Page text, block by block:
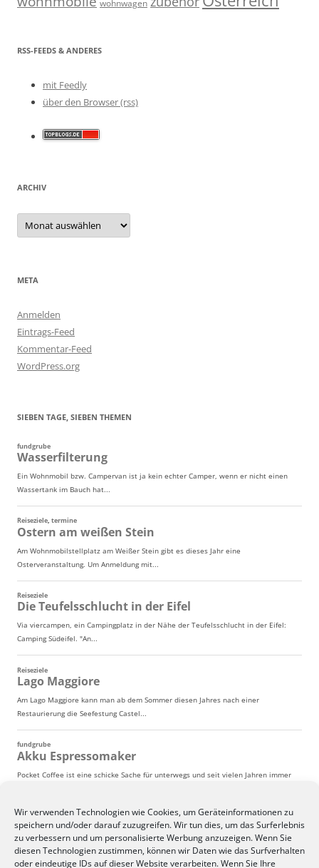
Wir verwenden Technologien wie Cookies, um Geräteinformationen zu
speichern und/oder darauf zuzugreifen. Wir tun dies, um das Surferlebnis
zu verbessern und um personalisierte Werbung anzuzeigen. Wenn Sie
diesen Technologien zustimmen, können wir Daten wie das Surfverhalten
oder eindeutige IDs auf dieser Website verarbeiten. Wenn Sie Ihre
wohnwagen
RSS-FEEDS & ANDERES
mit Feedly
über den Browser (rss)
ARCHIV
Archiv
META
Anmelden
Eintrags-Feed
Kommentar-Feed
WordPress.org
SIEBEN TAGE, SIEBEN THEMEN